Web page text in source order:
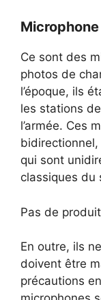
Ce sont des
photos de
l’époque, ils
les stations
l’armée. Ces
qui sont
classiques du
Pas de
En outre, ils
doivent être
précautions